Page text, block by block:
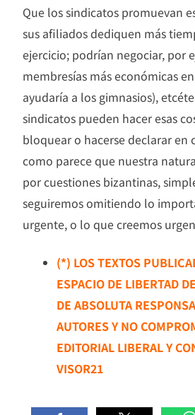
Que los sindicatos promuevan
sus afiliados dediquen más
ejercicio; podrían negociar, por
membresías más económicas
ayudaría a los gimnasios),
sindicatos pueden hacer esas
bloquear o hacerse declarar en
como parece que nuestra
por cuestiones bizantinas,
seguiremos omitiendo lo
urgente, o lo que creemos
(*) LOS TEXTOS
ESPACIO DE LIBERTAD
DE ABSOLUTA
AUTORES Y NO
EDITORIAL LIBERAL Y
VISOR21